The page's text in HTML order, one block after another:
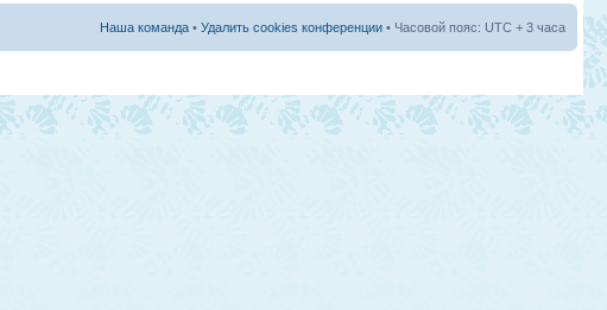
Наша команда • Удалить cookies конференции • Часовой пояс: UTC + 3 часа